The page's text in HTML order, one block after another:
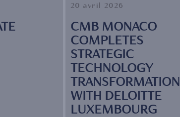
20 avril 2026
CMB MONACO
COMPLETES
STRATEGIC
TECHNOLOGY
TRANSFORMATION
WITH DELOITTE
LUXEMBOURG